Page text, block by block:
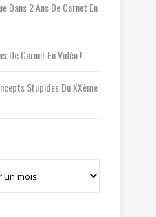
Dans2 Ans De Carnet En
De Carnet En Vidéo !
Stupides Du XXème